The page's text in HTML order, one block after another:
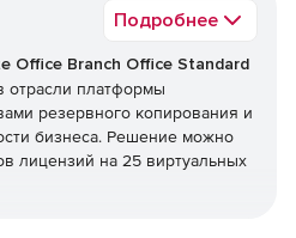
Подробнее
Office Branch Office Standard
отрасли платформы
резервного копирования и
бизнеса. Решение можно
лицензий на 25 виртуальных